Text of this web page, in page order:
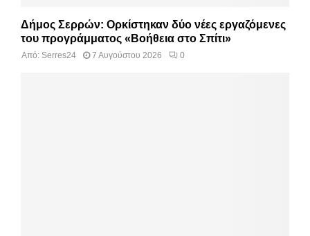
Δήμος Σερρών: Ορκίστηκαν δύο νέες εργαζόμενες
του προγράμματος «Βοήθεια στο Σπίτι»
Από: Serres24 7 Αυγούστου 2026 0